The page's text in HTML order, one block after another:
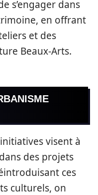
s’engager dans
en offrant
et des
Beaux-Arts.
visent à
des projets
ces
culturels, on